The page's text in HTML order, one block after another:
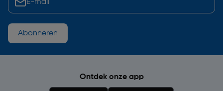
Abonneren
Ontdek onze app